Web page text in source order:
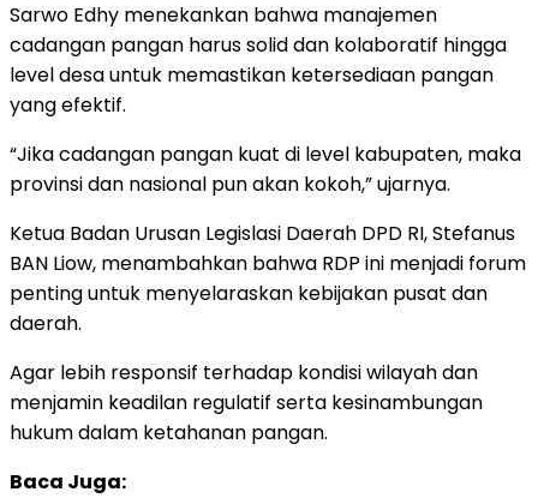
Sarwo Edhy menekankan bahwa manajemen
cadangan pangan harus solid dan kolaboratif hingga
level desa untuk memastikan ketersediaan pangan
yang efektif.
“Jika cadangan pangan kuat di level kabupaten, maka
provinsi dan nasional pun akan kokoh,” ujarnya.
Ketua Badan Urusan Legislasi Daerah DPD RI, Stefanus
BAN Liow, menambahkan bahwa RDP ini menjadi forum
penting untuk menyelaraskan kebijakan pusat dan
daerah.
Agar lebih responsif terhadap kondisi wilayah dan
menjamin keadilan regulatif serta kesinambungan
hukum dalam ketahanan pangan.
Baca Juga: